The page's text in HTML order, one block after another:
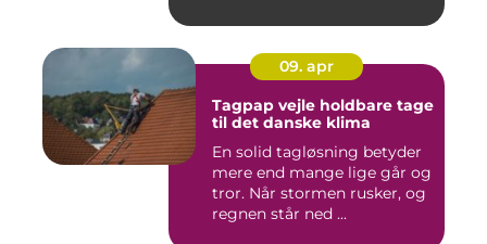
09. apr
Tagpap vejle holdbare tage
til det danske klima
En solid tagløsning betyder
mere end mange lige går og
tror. Når stormen rusker, og
regnen står ned ...